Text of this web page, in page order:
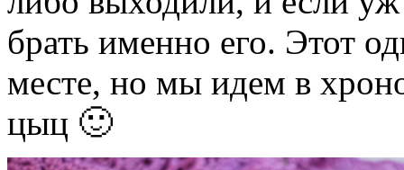
брать именно его. Этот
месте, но мы идем в
цыц 🙂